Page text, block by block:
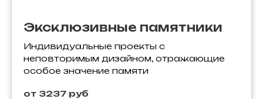
Эксклюзивные памятники
Индивидуальные проекты с
неповторимым дизайном, отражающие
особое значение памяти
от 3237 руб